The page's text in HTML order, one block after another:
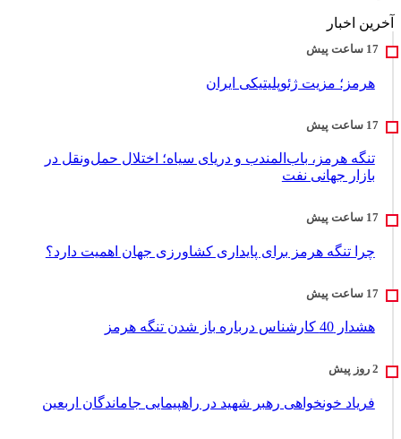
آخرین اخبار
هرمز؛ مزیت ژئوپلیتیکی ایران
تنگه هرمز، باب‌المندب و دریای سیاه؛ اختلال حمل‌ونقل در
بازار جهانی نفت
چرا تنگه هرمز برای پایداری کشاورزی جهان اهمیت دارد؟
هشدار 40 کارشناس درباره باز شدن تنگه هرمز
فریاد خونخواهی رهبر شهید در راهپیمایی جاماندگان اربعین